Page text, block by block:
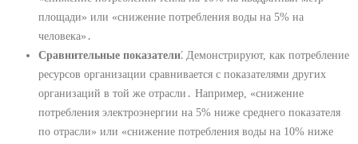
площади» или «снижение потребления воды на 5% на
человека»․
Сравнительные показатели⁚ Демонстрируют, как потребление
ресурсов организации сравнивается с показателями других
организаций в той же отрасли․ Например, «снижение
потребления электроэнергии на 5% ниже среднего показателя
по отрасли» или «снижение потребления воды на 10% ниже